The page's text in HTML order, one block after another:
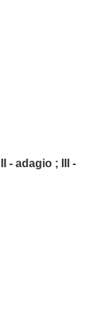
- adagio ; III -